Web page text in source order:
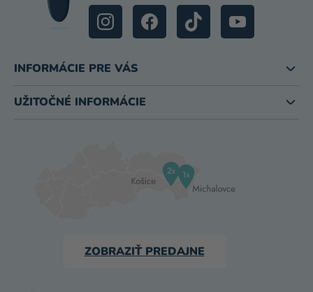
INFORMÁCIE PRE VÁS
UŽITOČNÉ INFORMÁCIE
ZOBRAZIŤ PREDAJNE